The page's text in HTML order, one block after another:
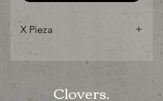
X Pieza
"Ya sea para comprar o para surtir,
solo los mejores precios para tu
Clovers.